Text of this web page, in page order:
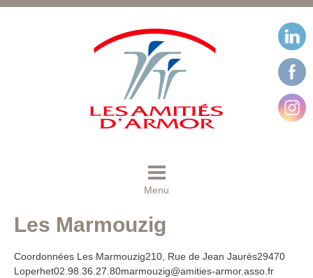
Menu
Les Marmouzig
Coordonnées Les Marmouzig210, Rue de Jean Jaurès29470
Loperhet02.98.36.27.80marmouzig@amities-armor.asso.fr